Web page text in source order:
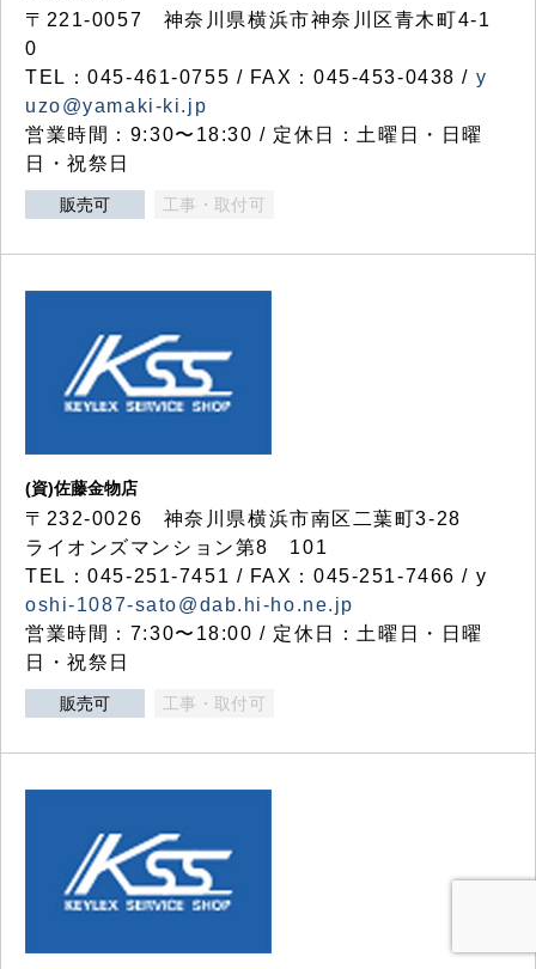
〒221-0057 神奈川県横浜市神奈川区青木町4-1
0
TEL：045-461-0755 / FAX：045-453-0438 / y
uzo@yamaki-ki.jp
営業時間：9:30〜18:30 / 定休日：土曜日・日曜
日・祝祭日
販売可 工事・取付可
(資)佐藤金物店
〒232-0026 神奈川県横浜市南区二葉町3-28
ライオンズマンション第8 101
TEL：045-251-7451 / FAX：045-251-7466 / y
oshi-1087-sato@dab.hi-ho.ne.jp
営業時間：7:30〜18:00 / 定休日：土曜日・日曜
日・祝祭日
販売可 工事・取付可